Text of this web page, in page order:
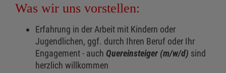
Was wir uns vorstellen:
Erfahrung in der Arbeit mit Kindern oder
Jugendlichen, ggf. durch Ihren Beruf oder Ihr
Engagement - auch Quereinsteiger (m/w/d) sind
herzlich willkommen